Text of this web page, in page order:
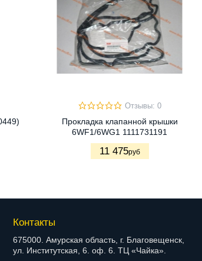
Отзывы: 0
Прокладка клапанной крышки
6WF1/6WG1 1111731191
11 475руб
Контакты
675000. Амурская область, г. Благовещенск,
ул. Институтская, 6. оф. 6. ТЦ «Чайка».